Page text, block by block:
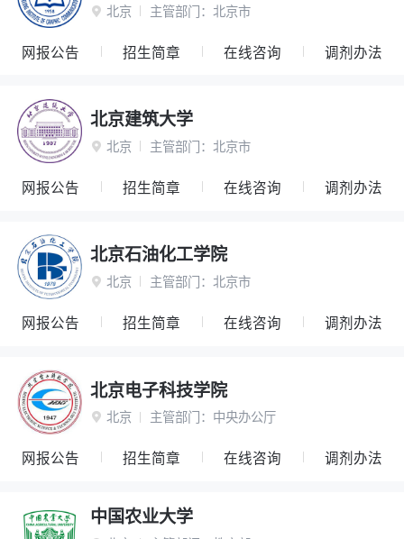
 北京 主管部门： 北京市
网报公告 招生简章 在线咨询 调剂办法
北京建筑大学
 北京 主管部门： 北京市
网报公告 招生简章 在线咨询 调剂办法
北京石油化工学院
 北京 主管部门： 北京市
网报公告 招生简章 在线咨询 调剂办法
北京电子科技学院
 北京 主管部门： 中央办公厅
网报公告 招生简章 在线咨询 调剂办法
中国农业大学